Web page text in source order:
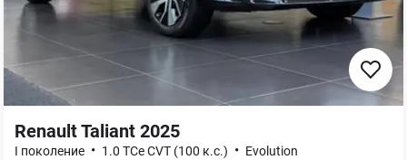
Renault Taliant 2025
I поколение • 1.0 TCe CVT (100 к.с.) • Evolution